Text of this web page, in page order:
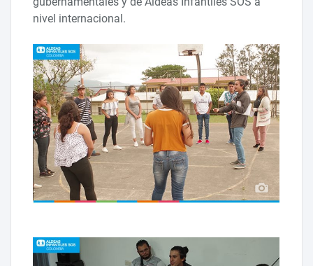
nivel internacional.